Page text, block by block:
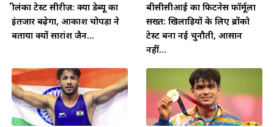
श्रीलंका टेस्ट सीरीज़: क्या डेब्यू का
इंतजार बढ़ेगा, आकाश चोपड़ा ने
बताया क्यों सारांश जैन...
बीसीसीआई का फिटनेस फॉर्मूला
सख्त: खिलाड़ियों के लिए ब्रोंको
टेस्ट बना नई चुनौती, आसान
नहीं...